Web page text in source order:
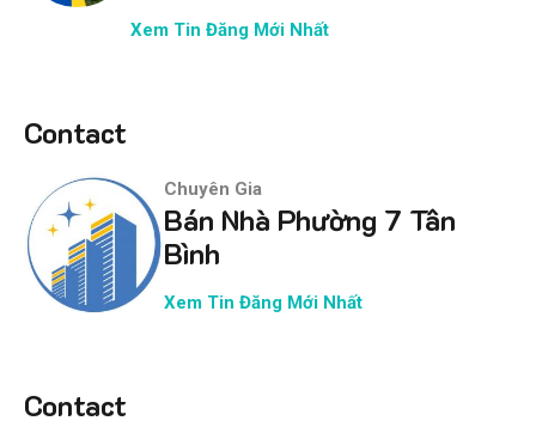
Xem Tin Đăng Mới Nhất
Contact
Chuyên Gia
Bán Nhà Phường 7 Tân
Bình
Xem Tin Đăng Mới Nhất
Contact